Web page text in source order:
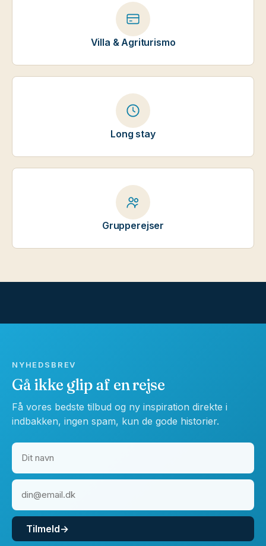
Villa & Agriturismo
Long stay
Grupperejser
NYHEDSBREV
Gå ikke glip af en rejse
Få vores bedste tilbud og ny inspiration direkte i
indbakken, ingen spam, kun de gode historier.
Tilmeld→